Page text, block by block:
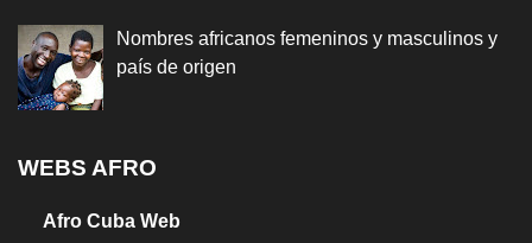
Nombres africanos femeninos y masculinos y
país de origen
WEBS AFRO
Afro Cuba Web